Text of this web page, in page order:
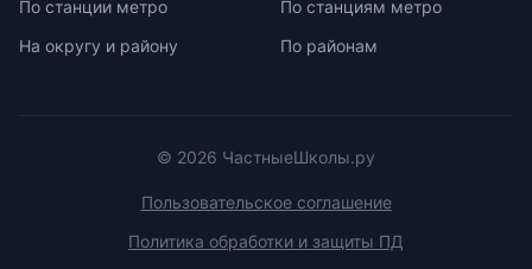
По станции метро
На округу и району
По станциям метро
По районам
© 2026 ЧастныеШколы.ру
Пользовательское соглашение
Политика обработки и защиты ПД